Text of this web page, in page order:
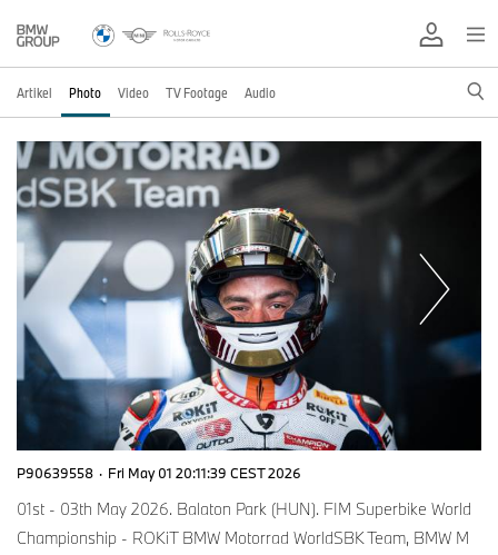
Artikel Photo Video TV Footage Audio
P90639558 · Fri May 01 20:11:39 CEST 2026
01st - 03th May 2026. Balaton Park (HUN). FIM Superbike World
Championship - ROKiT BMW Motorrad WorldSBK Team, BMW M